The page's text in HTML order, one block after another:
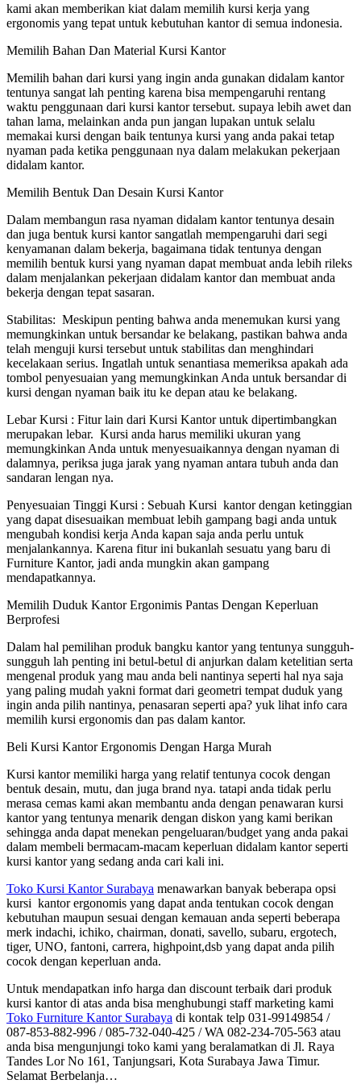
kami akan memberikan kiat dalam memilih kursi kerja yang
ergonomis yang tepat untuk kebutuhan kantor di semua indonesia.
Memilih Bahan Dan Material Kursi Kantor
Memilih bahan dari kursi yang ingin anda gunakan didalam kantor
tentunya sangat lah penting karena bisa mempengaruhi rentang
waktu penggunaan dari kursi kantor tersebut. supaya lebih awet dan
tahan lama, melainkan anda pun jangan lupakan untuk selalu
memakai kursi dengan baik tentunya kursi yang anda pakai tetap
nyaman pada ketika penggunaan nya dalam melakukan pekerjaan
didalam kantor.
Memilih Bentuk Dan Desain Kursi Kantor
Dalam membangun rasa nyaman didalam kantor tentunya desain
dan juga bentuk kursi kantor sangatlah mempengaruhi dari segi
kenyamanan dalam bekerja, bagaimana tidak tentunya dengan
memilih bentuk kursi yang nyaman dapat membuat anda lebih rileks
dalam menjalankan pekerjaan didalam kantor dan membuat anda
bekerja dengan tepat sasaran.
Stabilitas: Meskipun penting bahwa anda menemukan kursi yang
memungkinkan untuk bersandar ke belakang, pastikan bahwa anda
telah menguji kursi tersebut untuk stabilitas dan menghindari
kecelakaan serius. Ingatlah untuk senantiasa memeriksa apakah ada
tombol penyesuaian yang memungkinkan Anda untuk bersandar di
kursi dengan nyaman baik itu ke depan atau ke belakang.
Lebar Kursi : Fitur lain dari Kursi Kantor untuk dipertimbangkan
merupakan lebar. Kursi anda harus memiliki ukuran yang
memungkinkan Anda untuk menyesuaikannya dengan nyaman di
dalamnya, periksa juga jarak yang nyaman antara tubuh anda dan
sandaran lengan nya.
Penyesuaian Tinggi Kursi : Sebuah Kursi kantor dengan ketinggian
yang dapat disesuaikan membuat lebih gampang bagi anda untuk
mengubah kondisi kerja Anda kapan saja anda perlu untuk
menjalankannya. Karena fitur ini bukanlah sesuatu yang baru di
Furniture Kantor, jadi anda mungkin akan gampang
mendapatkannya.
Memilih Duduk Kantor Ergonimis Pantas Dengan Keperluan
Berprofesi
Dalam hal pemilihan produk bangku kantor yang tentunya sungguh-
sungguh lah penting ini betul-betul di anjurkan dalam ketelitian serta
mengenal produk yang mau anda beli nantinya seperti hal nya saja
yang paling mudah yakni format dari geometri tempat duduk yang
ingin anda pilih nantinya, penasaran seperti apa? yuk lihat info cara
memilih kursi ergonomis dan pas dalam kantor.
Beli Kursi Kantor Ergonomis Dengan Harga Murah
Kursi kantor memiliki harga yang relatif tentunya cocok dengan
bentuk desain, mutu, dan juga brand nya. tatapi anda tidak perlu
merasa cemas kami akan membantu anda dengan penawaran kursi
kantor yang tentunya menarik dengan diskon yang kami berikan
sehingga anda dapat menekan pengeluaran/budget yang anda pakai
dalam membeli bermacam-macam keperluan didalam kantor seperti
kursi kantor yang sedang anda cari kali ini.
Toko Kursi Kantor Surabaya menawarkan banyak beberapa opsi
kursi kantor ergonomis yang dapat anda tentukan cocok dengan
kebutuhan maupun sesuai dengan kemauan anda seperti beberapa
merk indachi, ichiko, chairman, donati, savello, subaru, ergotech,
tiger, UNO, fantoni, carrera, highpoint,dsb yang dapat anda pilih
cocok dengan keperluan anda.
Untuk mendapatkan info harga dan discount terbaik dari produk
kursi kantor di atas anda bisa menghubungi staff marketing kami
Toko Furniture Kantor Surabaya di kontak telp 031-99149854 /
087-853-882-996 / 085-732-040-425 / WA 082-234-705-563 atau
anda bisa mengunjungi toko kami yang beralamatkan di Jl. Raya
Tandes Lor No 161, Tanjungsari, Kota Surabaya Jawa Timur.
Selamat Berbelanja…